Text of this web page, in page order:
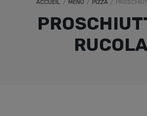
ACCUEIL / MENU / PIZZA /